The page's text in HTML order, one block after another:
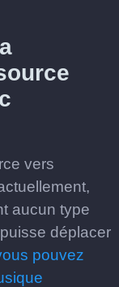
vers
aucun type
déplacer
pouvez